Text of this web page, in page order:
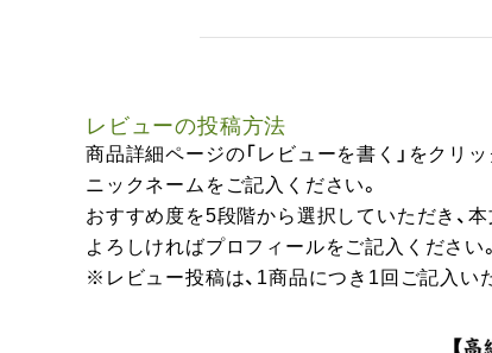
レビューの投稿方法
商品詳細ページの「レビューを書く」をクリッ
ニックネームをご記入ください。
おすすめ度を5段階から選択していただき、
よろしければプロフィールをご記入ください。
※レビュー投稿は、1商品につき1回ご記入い